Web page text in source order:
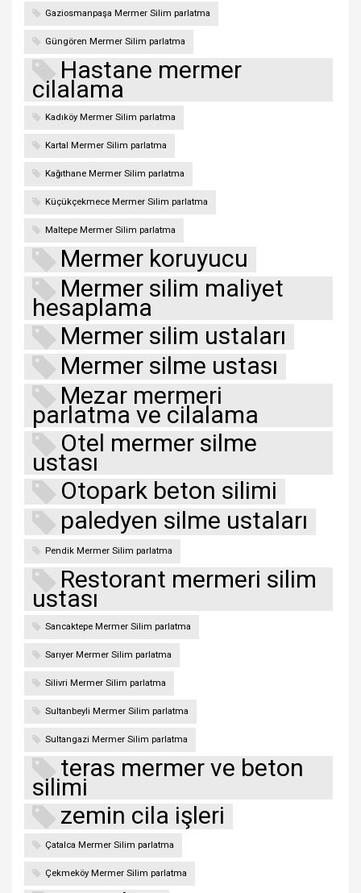
Gaziosmanpaşa Mermer Silim parlatma
Güngören Mermer Silim parlatma
Hastane mermer
cilalama
Kadıköy Mermer Silim parlatma
Kartal Mermer Silim parlatma
Kağıthane Mermer Silim parlatma
Küçükçekmece Mermer Silim parlatma
Maltepe Mermer Silim parlatma
Mermer koruyucu
Mermer silim maliyet
hesaplama
Mermer silim ustaları
Mermer silme ustası
Mezar mermeri
parlatma ve cilalama
Otel mermer silme
ustası
Otopark beton silimi
paledyen silme ustaları
Pendik Mermer Silim parlatma
Restorant mermeri silim
ustası
Sancaktepe Mermer Silim parlatma
Sarıyer Mermer Silim parlatma
Silivri Mermer Silim parlatma
Sultanbeyli Mermer Silim parlatma
Sultangazi Mermer Silim parlatma
teras mermer ve beton
silimi
zemin cila işleri
Çatalca Mermer Silim parlatma
Çekmeköy Mermer Silim parlatma